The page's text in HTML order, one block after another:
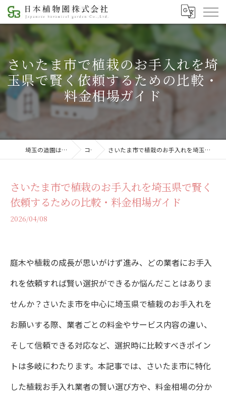
さいたま市で植栽のお手入れを埼
玉県で賢く依頼するための比較・
料金相場ガイド
埼玉の造園は日本植物園株式会社 コラム さいたま市で植栽のお手入れを埼玉県で賢く依頼するための比較・料金相場ガイド
さいたま市で植栽のお手入れを埼玉県で賢く
依頼するための比較・料金相場ガイド
2026/04/08
庭木や植栽の成長が思いがけず進み、どの業者にお手入
れを依頼すれば賢い選択ができるか悩んだことはありま
せんか？さいたま市を中心に埼玉県で植栽のお手入れを
お願いする際、業者ごとの料金やサービス内容の違い、
そして信頼できる対応など、選択時に比較すべきポイン
トは多岐にわたります。本記事では、さいたま市に特化
した植栽お手入れ業者の賢い選び方や、料金相場の分か